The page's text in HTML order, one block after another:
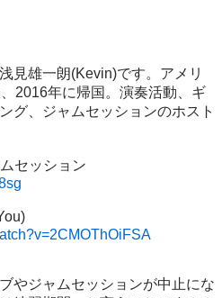
見雄一朗(Kevin)です。アメリ
2016年に帰国。演奏活動、ギ
グ、ジャムセッションのホスト
やジャムセッションが中止にな